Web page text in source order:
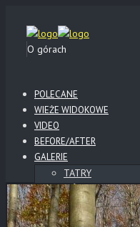
O górach
POLECANE
WIEŻE WIDOKOWE
VIDEO
BEFORE/AFTER
GALERIE
TATRY
GÓRY
BESKID NISKI
BIESZCZADY